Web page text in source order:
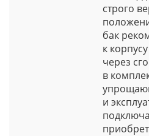
строго
бак
к
через
в
и